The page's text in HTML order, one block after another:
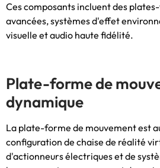
Ces composants incluent des
avancées, systèmes d'effet
visuelle et audio haute fidélité.
Plate-forme de
dynamique
La plate-forme de mouvement est
configuration de chaise de réalité
d'actionneurs électriques et de